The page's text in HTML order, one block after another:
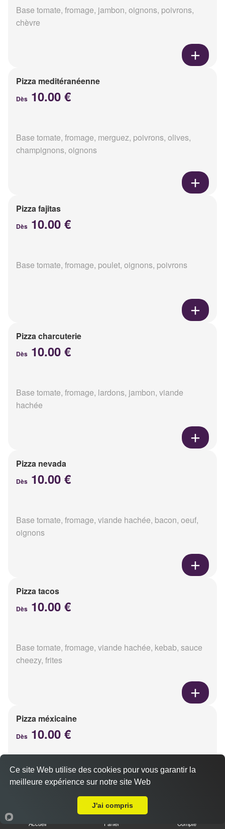
Base tomate, fromage, jambon, oignons, poivrons,
chèvre
Pizza meditéranéenne
Dès 10.00 €
Base tomate, fromage, merguez, poivrons, olives,
champignons, oignons
Pizza fajitas
Dès 10.00 €
Base tomate, fromage, poulet, oignons, poivrons
Pizza charcuterie
Dès 10.00 €
Base tomate, fromage, lardons, jambon, viande
hachée
Pizza nevada
Dès 10.00 €
Base tomate, fromage, viande hachée, bacon, oeuf,
oignons
Pizza tacos
Dès 10.00 €
Base tomate, fromage, viande hachée, kebab, sauce
cheezy, frites
Pizza méxicaine
Dès 10.00 €
Base sauce barbecue, fromage, viande hachée,
chorizo, poivrons
Accueil Panier Compte
Ce site Web utilise des cookies pour vous garantir la
meilleure expérience sur notre site Web
J'ai compris